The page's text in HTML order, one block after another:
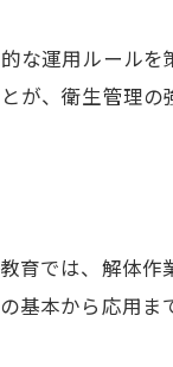
運用ルールを
が、衛生管理の
育では、解体作
基本から応用